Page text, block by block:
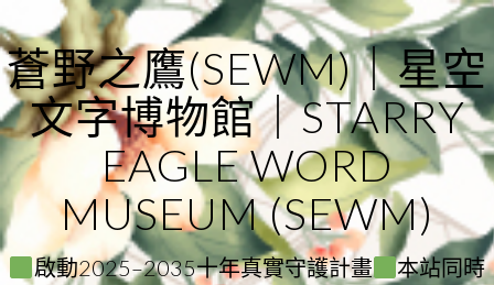
to
content
蒼野之鷹(SEWM)｜星空
文字博物館｜STARRY
EAGLE WORD
MUSEUM (SEWM)
啟動2025–2035十年真實守護計畫
本站同時